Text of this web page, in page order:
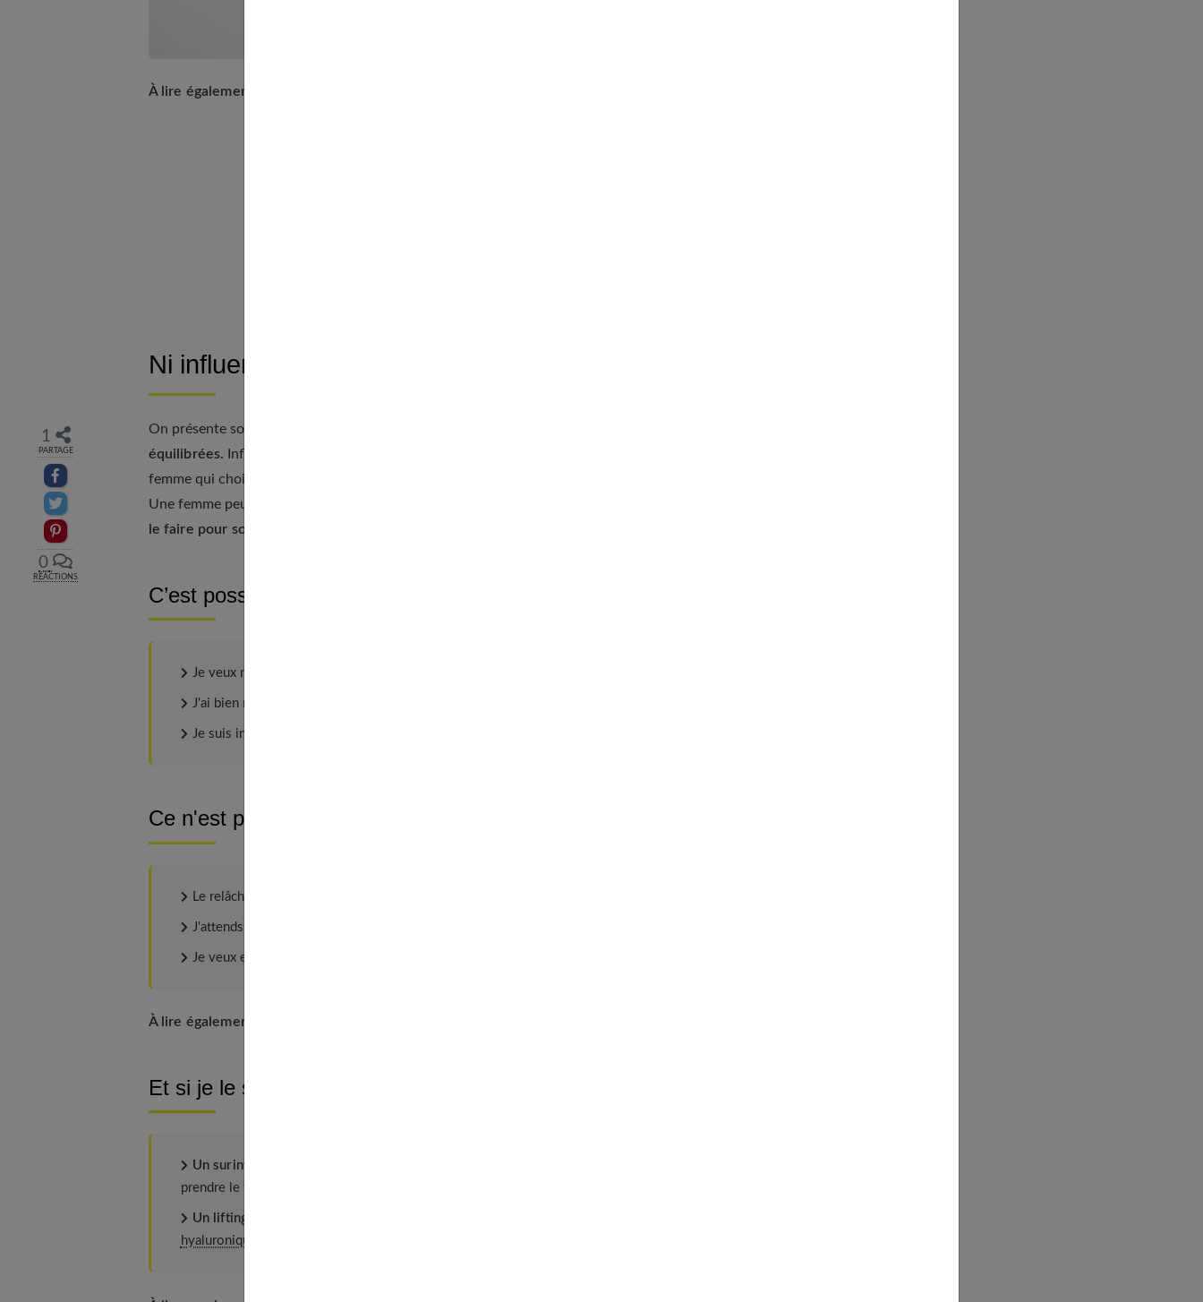
1
PARTAGE
Partager sur facebook
Partager sur Twitter
Epingler sur Pinterest
0
RÉACTIONS
À lire également :
Ni influencée, ni dépressive
On présente souvent les femmes qui ont eu une opération esthétique
équilibrées. Influencées par leur chirurgien et incapables de décider elle-même de l'opération. Or la
femme qui choisi de se faire opérer et qui est sûre de son choix ne se reconnaît pas dans ce portrait.
Une femme peut choisir de le faire non par peur de vieillir, mais pour être bien dans sa peau et
le faire pour soi
C’est possible si…
Je veux rajeunir mon visage. L'ovale perd sa forme. La peau sous le menton est détendue.
J'ai bien réfléchi, ma demande n'est pas précipitée.
Je suis informée des suites opératoires et des risques encourus.
Ce n'est pas possible si...
Le relâchement cutané est imperceptible. Je l'imagine plus qu'il n'existe.
J'attends trop de l'opération.
Je veux effacer mes rides.
À lire également :
Et si je le souhaite quand même...
Un surinvestissement psychologique ou esthétique provoque en général une déception.
prendre le temps de comprendre et accepter ce que l'opération apporte et quelles sont ses limites.
Un lifting n'enlève pas les rides autour de la bouche et des
hyaluronique